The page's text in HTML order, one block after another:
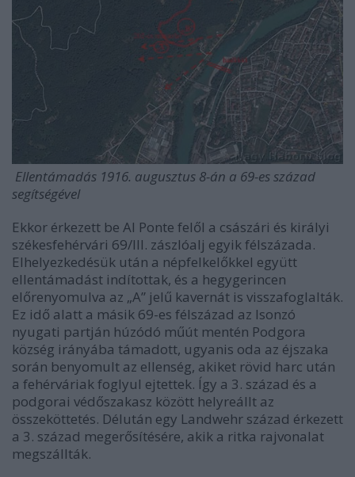
Ellentámadás 1916. augusztus 8-án a 69-es század
segítségével
Ekkor érkezett be Al Ponte felől a császári és királyi
székesfehérvári 69/III. zászlóalj egyik félszázada.
Elhelyezkedésük után a népfelkelőkkel együtt
ellentámadást indítottak, és a hegygerincen
előrenyomulva az „A” jelű kavernát is visszafoglalták.
Ez idő alatt a másik 69-es félszázad az Isonzó
nyugati partján húzódó műút mentén Podgora
község irányába támadott, ugyanis oda az éjszaka
során benyomult az ellenség, akiket rövid harc után
a fehérváriak foglyul ejtettek. Így a 3. század és a
podgorai védőszakasz között helyreállt az
összeköttetés. Délután egy Landwehr század érkezett
a 3. század megerősítésére, akik a ritka rajvonalat
megszállták.